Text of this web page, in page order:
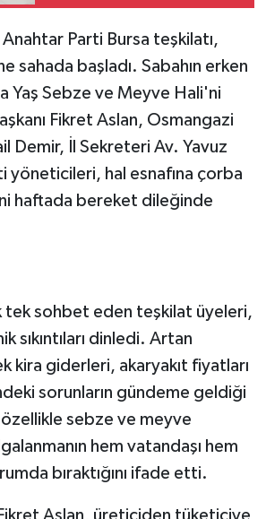
Anahtar Parti Bursa teşkilatı,
sahada başladı. Sabahın erken
Yaş Sebze ve Meyve Hali'ni
Fikret Aslan, Osmangazi
Demir, İl Sekreteri Av. Yavuz
yöneticileri, hal esnafına çorba
haftada bereket dileğinde
tek sohbet eden teşkilat üyeleri,
sıkıntıları dinledi. Artan
kira giderleri, akaryakıt fiyatları
sorunların gündeme geldiği
sebze ve meyve
hem vatandaşı hem
bıraktığını ifade etti.